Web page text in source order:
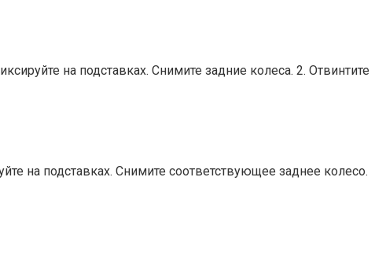
на подставках. Снимите задние колеса. 2. Отвинтите
на подставках. Снимите соответствующее заднее колесо.